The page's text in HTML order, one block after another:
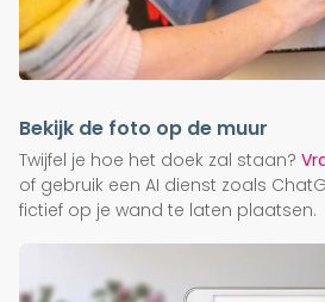
Bekijk de foto op de muur
Twijfel je hoe het doek zal staan?
of gebruik een AI dienst zoals
fictief op je wand te laten plaatsen.